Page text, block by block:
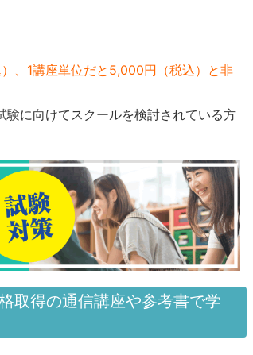
、1講座単位だと5,000円（税込）と非
に向けてスクールを検討されている方
取得の通信講座や参考書で学